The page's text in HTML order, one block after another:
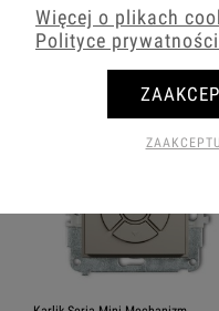
− +
Więcej o plikach
Polityce